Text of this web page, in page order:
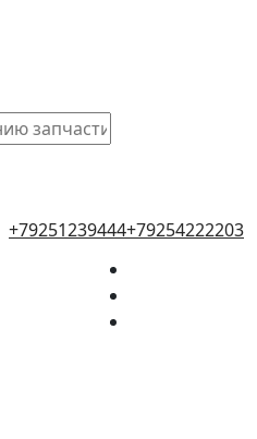
+79251239444+79254222203